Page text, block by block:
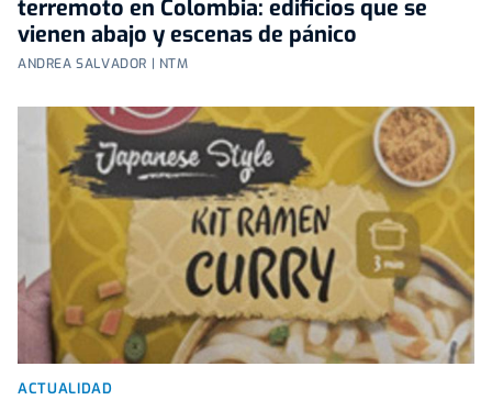
terremoto en Colombia: edificios que se
vienen abajo y escenas de pánico
ANDREA SALVADOR | NTM
ACTUALIDAD